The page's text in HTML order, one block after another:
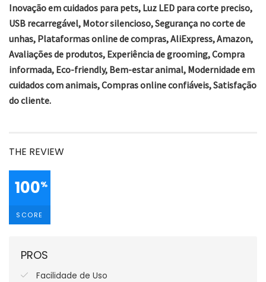
Inovação em cuidados para pets, Luz LED para corte preciso,
USB recarregável, Motor silencioso, Segurança no corte de
unhas, Plataformas online de compras, AliExpress, Amazon,
Avaliações de produtos, Experiência de grooming, Compra
informada, Eco-friendly, Bem-estar animal, Modernidade em
cuidados com animais, Compras online confiáveis, Satisfação
do cliente.
THE REVIEW
100%
SCORE
PROS
Facilidade de Uso